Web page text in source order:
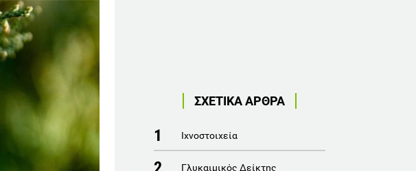
ΣΧΕΤΙΚΑ ΑΡΘΡΑ
1 Ιχνοστοιχεία
Γλυκαιμικός Δείκτης